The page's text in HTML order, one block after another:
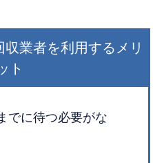
業者を利用するメリ
ト
でに待つ必要がな